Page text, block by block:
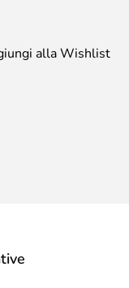
alla Wishlist